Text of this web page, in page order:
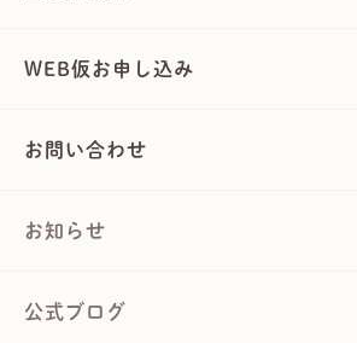
WEB仮お申し込み
お問い合わせ
お知らせ
公式ブログ